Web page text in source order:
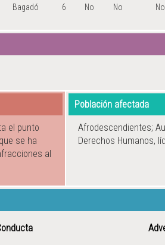
Bagadó 6 No No No
el punto
se ha
al
Población afectada
Afrodescendientes;
Derechos Humanos,